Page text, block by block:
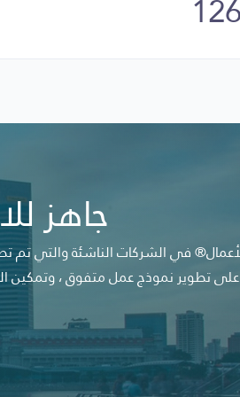
المعتمدة
للقطاع
جاهز
في الشركات الناشئة والتي تم
تطوير نموذج عمل متفوق ، وتمكين